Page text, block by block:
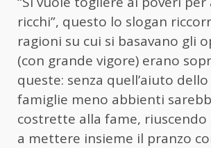
ricchi”, questo lo slogan
ragioni su cui si basavano gli
(con grande vigore) erano
queste: senza quell’aiuto
famiglie meno abbienti
costrette alla fame, riuscendo
a mettere insieme il pranzo